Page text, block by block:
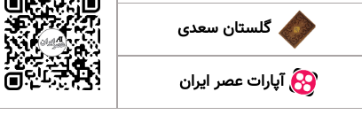
گلستان سعدی
آپارات عصر ایران